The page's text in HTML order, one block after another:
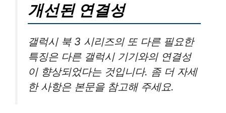
개선된 연결성
갤럭시 북 3 시리즈의 또 다른 필요한
특징은 다른 갤럭시 기기와의 연결성
이 향상되었다는 것입니다. 좀 더 자세
한 사항은 본문을 참고해 주세요.